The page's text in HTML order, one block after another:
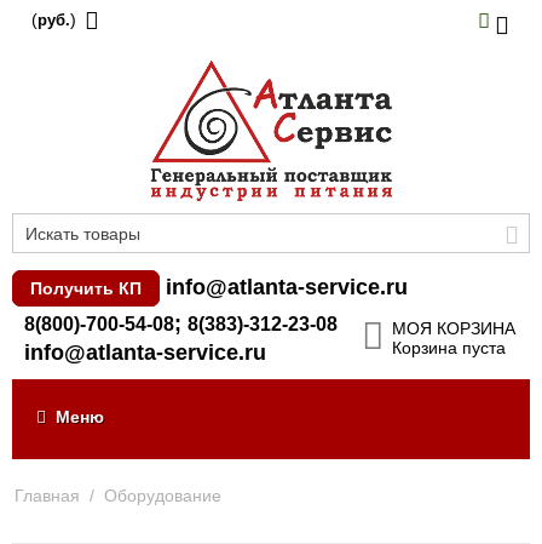
(руб.)
Получить КП info@atlanta-service.ru
8(800)-700-54-08; 8(383)-312-23-08
info@atlanta-service.ru
МОЯ КОРЗИНА
Корзина пуста
Меню
Главная / Оборудование